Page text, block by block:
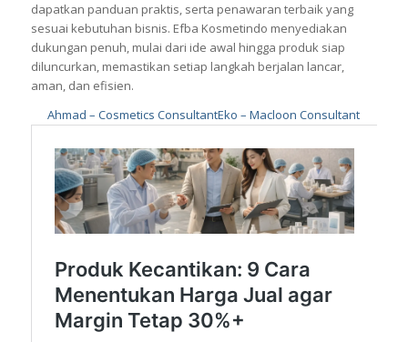
dapatkan panduan praktis, serta penawaran terbaik yang
sesuai kebutuhan bisnis. Efba Kosmetindo menyediakan
dukungan penuh, mulai dari ide awal hingga produk siap
diluncurkan, memastikan setiap langkah berjalan lancar,
aman, dan efisien.
Ahmad – Cosmetics ConsultantEko – Macloon Consultant